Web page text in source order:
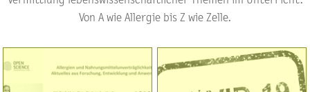
Von A wie Allergie bis Z wie Zelle.